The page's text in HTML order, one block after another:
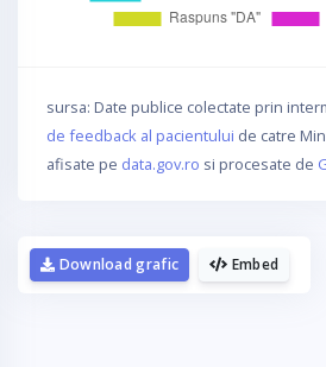
sursa: Date publice colectate prin
de feedback al pacientului de catre
afisate pe data.gov.ro si procesate de
Embed
Download grafic